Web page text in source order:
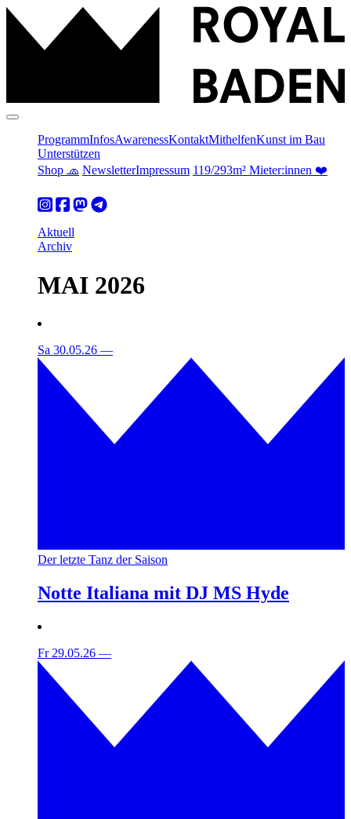
ProgrammInfosAwarenessKontaktMithelfenKunst im Bau
Unterstützen
Shop 🧢 NewsletterImpressum 119/293m² Mieter:innen ❤️
Aktuell
Archiv
MAI 2026
Sa 30.05.26 —
Der letzte Tanz der Saison
Notte Italiana mit DJ MS Hyde
Fr 29.05.26 —